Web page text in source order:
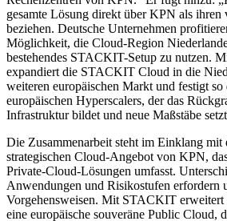
gesamte Lösung direkt über KPN als ihren
beziehen. Deutsche Unternehmen
Möglichkeit, die Cloud-Region
bestehendes STACKIT-Setup zu nutzen.
expandiert die STACKIT Cloud in die
weiteren europäischen Markt und festigt so
europäischen Hyperscalers, der das
Infrastruktur bildet und neue Maßstäbe
Die Zusammenarbeit steht im Einklang mit
strategischen Cloud-Angebot von KPN,
Private-Cloud-Lösungen umfasst.
Anwendungen und Risikostufen erfordern
Vorgehensweisen. Mit STACKIT
eine europäische souveräne Public Cloud,